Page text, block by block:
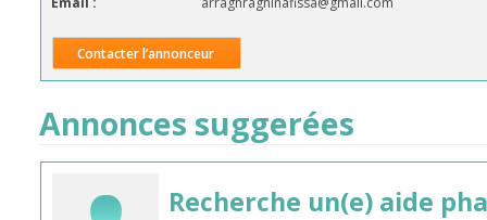
Contacter l’annonceur
Annonces suggerées
Recherche un(e) aide